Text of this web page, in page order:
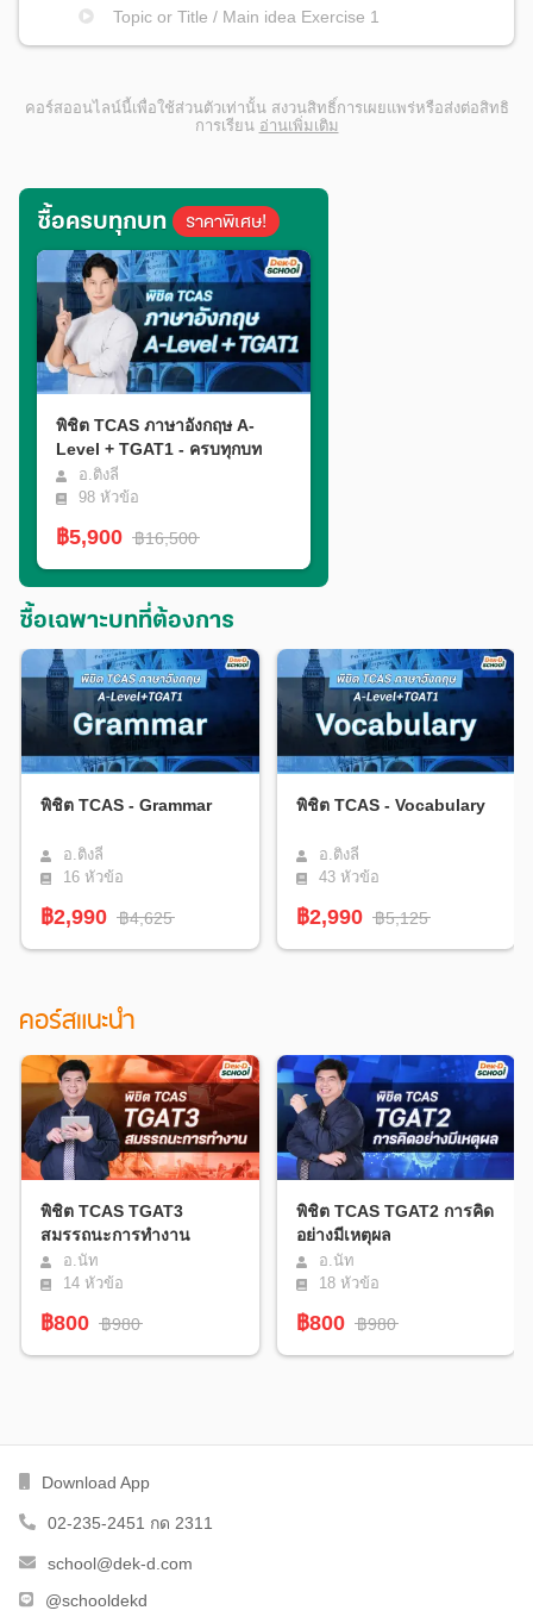
Topic or Title / Main idea Exercise 1
คอร์สออนไลน์นี้เพื่อใช้ส่วนตัวเท่านั้น สงวนสิทธิ์การเผยแพร่หรือส่งต่อสิทธิ
การเรียน อ่านเพิ่มเติม
ซื้อครบทุกบท ราคาพิเศษ!
พิชิต TCAS ภาษาอังกฤษ A-
Level + TGAT1 - ครบทุกบท
อ.ติงลี่
98หัวข้อ
฿5,900 ฿16,500
ซื้อเฉพาะบทที่ต้องการ
พิชิต TCAS - Grammar
อ.ติงลี่
16หัวข้อ
฿2,990 ฿4,625
พิชิต TCAS - Vocabulary
อ.ติงลี่
43หัวข้อ
฿2,990 ฿5,125
คอร์สแนะนำ
พิชิต TCAS TGAT3
สมรรถนะการทำงาน
อ.นัท
14หัวข้อ
฿800 ฿980
พิชิต TCAS TGAT2 การคิด
อย่างมีเหตุผล
อ.นัท
18หัวข้อ
฿800 ฿980
Download App
02-235-2451 กด 2311
school@dek-d.com
@schooldekd